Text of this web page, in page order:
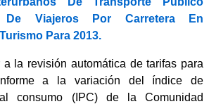
De Viajeros Por Carretera En
Para 2013.
a la revisión automática de tarifas para
a la variación del índice de
consumo (IPC) de la Comunidad